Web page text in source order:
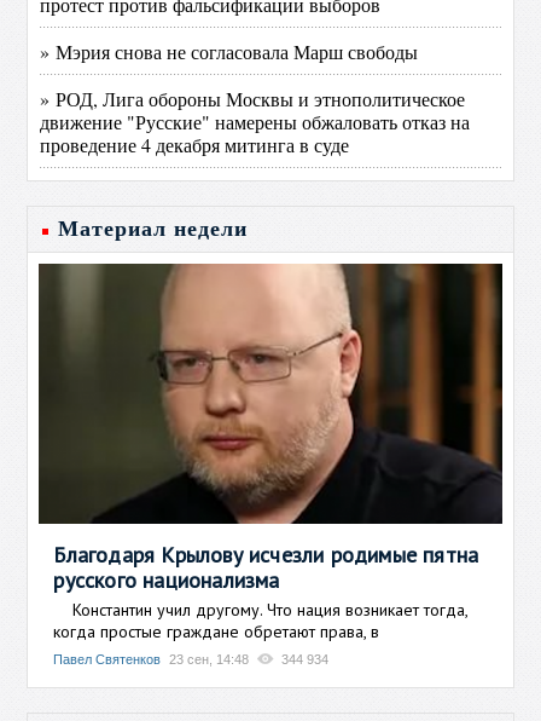
» Мэрия снова не согласовала Марш свободы
» РОД, Лига обороны Москвы и этнополитическое
движение "Русские" намерены обжаловать отказ на
проведение 4 декабря митинга в суде
Материал недели
Благодаря Крылову исчезли родимые пятна
русского национализма
Константин учил другому. Что нация возникает тогда,
когда простые граждане обретают права, в
Павел Святенков 23 сен, 14:48 344 934